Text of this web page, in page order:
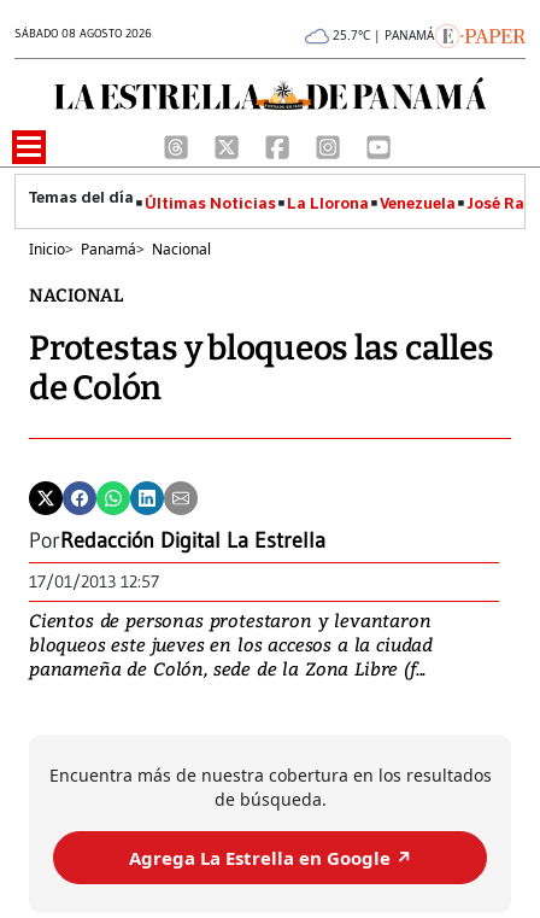
SÁBADO 08 AGOSTO 2026 25.7°C | PANAMÁ
Últimas Noticias La Llorona Venezuela José
Inicio> Panamá> Nacional
NACIONAL
Protestas y bloqueos las calles
de Colón
PorRedacción Digital La Estrella
17/01/2013 12:57
Cientos de personas protestaron y levantaron
bloqueos este jueves en los accesos a la ciudad
panameña de Colón, sede de la Zona Libre (f...
Encuentra más de nuestra cobertura en los resultados
de búsqueda.
Agrega La Estrella en Google ↗️